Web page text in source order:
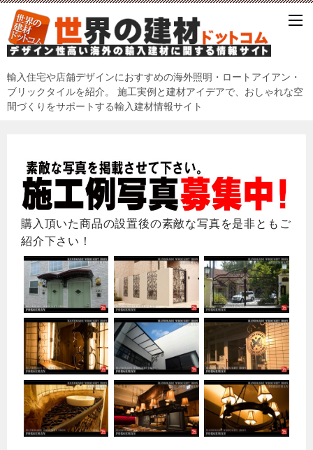
輸入住宅や店舗デザインにおすすめの海外照明・ロートアイアン・
ブリックタイルを紹介。 施工実例と建材アイデアで、おしゃれな空
間づくりをサポートする輸入建材情報サイト
購入頂いた商品の設置後の素敵な写真を是非ともご
紹介下さい！